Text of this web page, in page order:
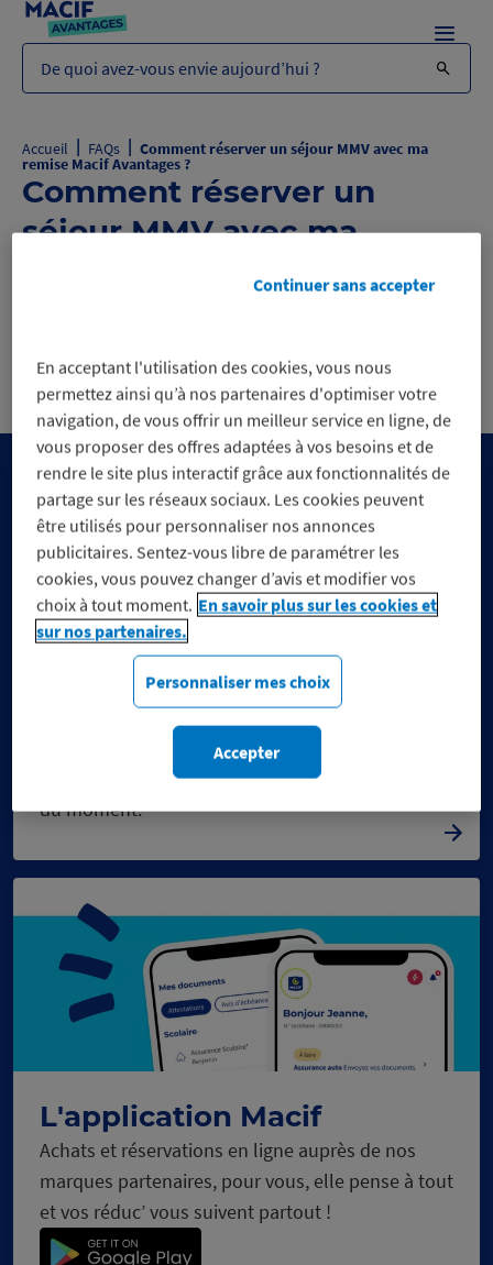
De quoi avez-vous envie aujourd’hui ?
Menu
Accueil | FAQs | Comment réserver un séjour MMV avec ma
remise Macif Avantages ?
Comment réserver un
séjour MMV avec ma
remise Macif Avantages ?
Réduisez vos dépenses, pas
vos engagements
Découvrez notre sélection de marques engagées
du moment.
L'application Macif
Achats et réservations en ligne auprès de nos
marques partenaires, pour vous, elle pense à tout
et vos réduc’ vous suivent partout !
C
h
a
r
g
e
m
e
n
t
e
n
c
o
u
r
s
En acceptant l'utilisation des cookies, vous nous
permettez ainsi qu’à nos partenaires d'optimiser votre
navigation, de vous offrir un meilleur service en ligne, de
vous proposer des offres adaptées à vos besoins et de
rendre le site plus interactif grâce aux fonctionnalités de
partage sur les réseaux sociaux. Les cookies peuvent
être utilisés pour personnaliser nos annonces
publicitaires. Sentez-vous libre de paramétrer les
cookies, vous pouvez changer d’avis et modifier vos
choix à tout moment. En savoir plus sur les cookies et
sur nos partenaires.
Personnaliser mes choix
Continuer sans accepter
Accepter